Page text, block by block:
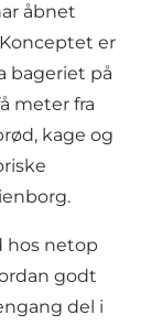
åbnet
er
bageriet på
meter fra
kage og
hos netop
godt
del i